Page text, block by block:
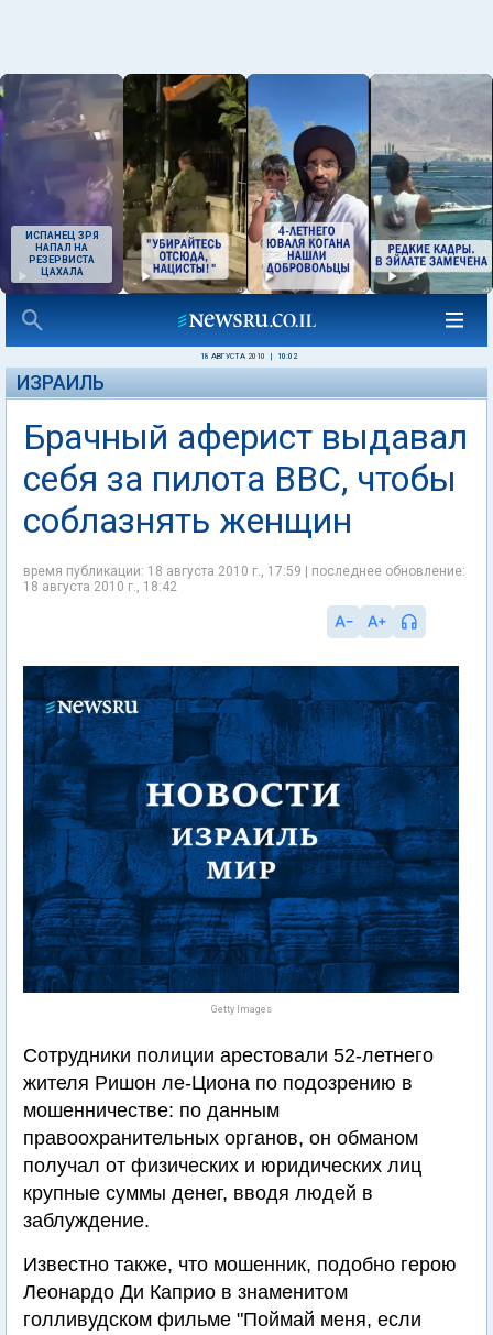
ИСПАНЕЦ ЗРЯ
НАПАЛ НА
РЕЗЕРВИСТА
ЦАХАЛА
18 АВГУСТА 2010 10:02
ИЗРАИЛЬ
Брачный аферист выдавал
себя за пилота ВВС, чтобы
соблазнять женщин
время публикации: 18 августа 2010 г., 17:59 | последнее обновление:
18 августа 2010 г., 18:42
Getty Images
Сотрудники полиции арестовали 52-летнего
жителя Ришон ле-Циона по подозрению в
мошенничестве: по данным
правоохранительных органов, он обманом
получал от физических и юридических лиц
крупные суммы денег, вводя людей в
заблуждение.
Известно также, что мошенник, подобно герою
Леонардо Ди Каприо в знаменитом
голливудском фильме "Поймай меня, если